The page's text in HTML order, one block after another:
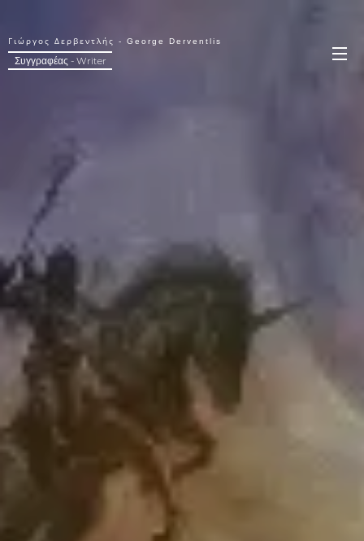
Γιώργος Δερβεντλής - George Derventlis
Συγγραφέας - Writer